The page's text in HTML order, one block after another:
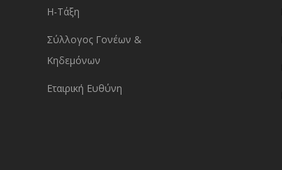
Η-Τάξη
Σύλλογος Γονέων &
Κηδεμόνων
Εταιρική Ευθύνη